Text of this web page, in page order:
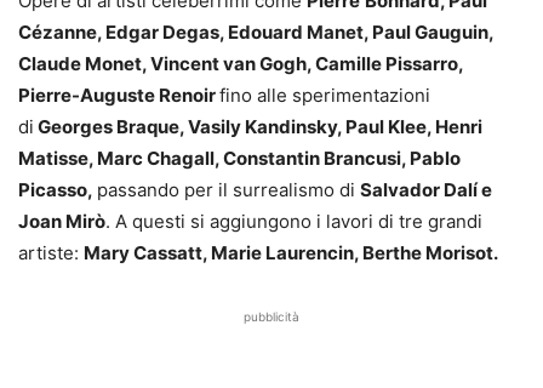
Cézanne, Edgar Degas, Edouard Manet, Paul Gauguin,
Claude Monet, Vincent van Gogh, Camille Pissarro,
Pierre-Auguste Renoirfino alle sperimentazioni
di Georges Braque, Vasily Kandinsky, Paul Klee, Henri
Matisse, Marc Chagall, Constantin Brancusi, Pablo
Picasso, passando per il surrealismo di Salvador Dalí e
Joan Mirò. A questi si aggiungono i lavori di tre grandi
artiste: Mary Cassatt, Marie Laurencin, Berthe Morisot.
pubblicità